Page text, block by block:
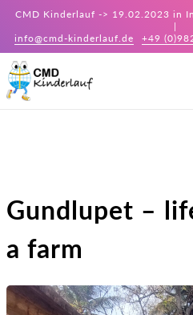
CMD Kinderlauf -> 19.02.2023 in
|
info@cmd-kinderlauf.de
+49
Gundlupet –
a farm